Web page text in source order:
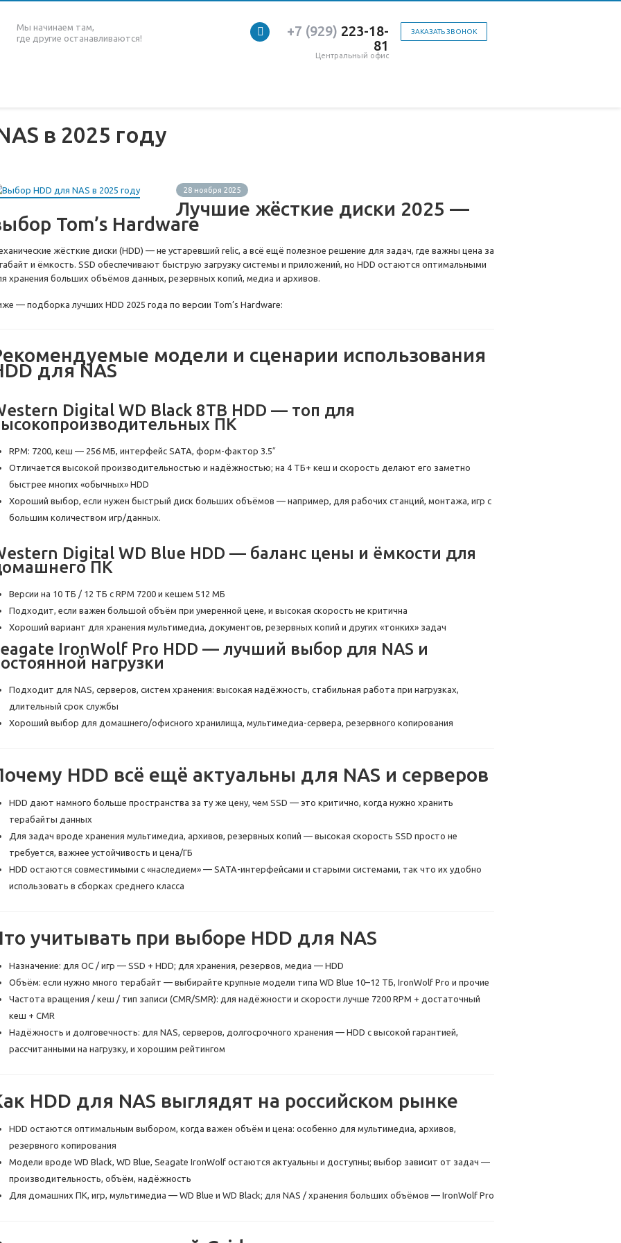
Мы начинаем там,
где другие останавливаются!
ЗАКАЗАТЬ ЗВОНОК
+7 (929) 223-18-
81
Центральный офис
в 2025 году
28 ноября 2025
Лучшие жёсткие диски 2025 —
Tom’s Hardware
жёсткие диски (HDD) — не устаревший relic, а всё ещё полезное решение для задач, где важны цена за
и ёмкость. SSD обеспечивают быструю загрузку системы и приложений, но HDD остаются оптимальными
хранения больших объёмов данных, резервных копий, медиа и архивов.
— подборка лучших HDD 2025 года по версии Tom’s Hardware:
модели и сценарии использования
для NAS
Digital WD Black 8TB HDD — топ для
ПК
RPM: 7200, кеш — 256 МБ, интерфейс SATA, форм-фактор 3.5″
Отличается высокой производительностью и надёжностью; на 4 ТБ+ кеш и скорость делают его заметно
быстрее многих «обычных» HDD
Хороший выбор, если нужен быстрый диск больших объёмов — например, для рабочих станций, монтажа, игр с
большим количеством игр/данных.
Digital WD Blue HDD — баланс цены и ёмкости для
ПК
Версии на 10 ТБ / 12 ТБ с RPM 7200 и кешем 512 МБ
Подходит, если важен большой объём при умеренной цене, и высокая скорость не критична
Хороший вариант для хранения мультимедиа, документов, резервных копий и других «тонких» задач
IronWolf Pro HDD — лучший выбор для NAS и
нагрузки
Подходит для NAS, серверов, систем хранения: высокая надёжность, стабильная работа при нагрузках,
длительный срок службы
Хороший выбор для домашнего/офисного хранилища, мультимедиа-сервера, резервного копирования
HDD всё ещё актуальны для NAS и серверов
HDD дают намного больше пространства за ту же цену, чем SSD — это критично, когда нужно хранить
терабайты данных
Для задач вроде хранения мультимедиа, архивов, резервных копий — высокая скорость SSD просто не
требуется, важнее устойчивость и цена/ГБ
HDD остаются совместимыми с «наследием» — SATA-интерфейсами и старыми системами, так что их удобно
использовать в сборках среднего класса
учитывать при выборе HDD для NAS
Назначение: для ОС / игр — SSD + HDD; для хранения, резервов, медиа — HDD
Объём: если нужно много терабайт — выбирайте крупные модели типа WD Blue 10–12 ТБ, IronWolf Pro и прочие
Частота вращения / кеш / тип записи (CMR/SMR): для надёжности и скорости лучше 7200 RPM + достаточный
кеш + CMR
Надёжность и долговечность: для NAS, серверов, долгосрочного хранения — HDD с высокой гарантией,
рассчитанными на нагрузку, и хорошим рейтингом
HDD для NAS выглядят на российском рынке
HDD остаются оптимальным выбором, когда важен объём и цена: особенно для мультимедиа, архивов,
резервного копирования
Модели вроде WD Black, WD Blue, Seagate IronWolf остаются актуальны и доступны; выбор зависит от задач —
производительность, объём, надёжность
Для домашних ПК, игр, мультимедиа — WD Blue и WD Black; для NAS / хранения больших объёмов — IronWolf Pro